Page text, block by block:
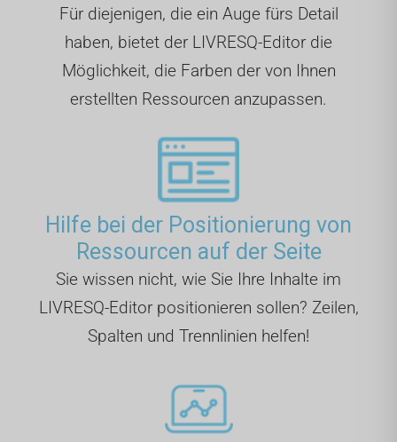
Für diejenigen, die ein Auge fürs Detail
haben, bietet der LIVRESQ-Editor die
Möglichkeit, die Farben der von Ihnen
erstellten Ressourcen anzupassen.
Hilfe bei der Positionierung von
Ressourcen auf der Seite
Sie wissen nicht, wie Sie Ihre Inhalte im
LIVRESQ-Editor positionieren sollen? Zeilen,
Spalten und Trennlinien helfen!